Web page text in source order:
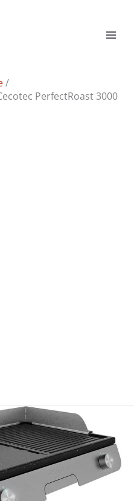
PerfectRoast 3000